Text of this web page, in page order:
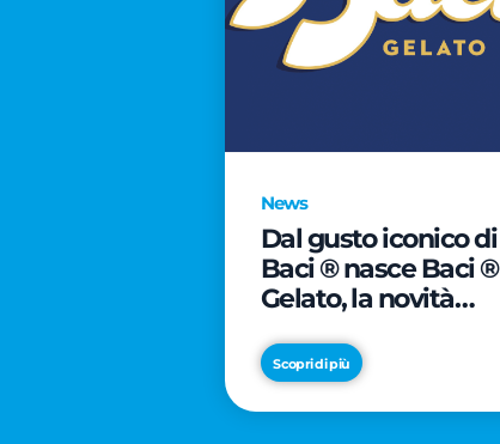
News
Dal gusto iconico di
Baci ® nasce Baci ®
Gelato, la novità
Scopri di più